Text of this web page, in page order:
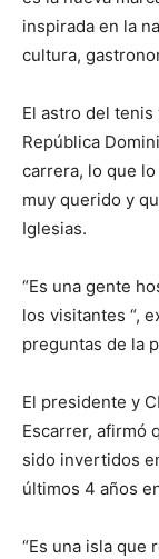
inspirada en la
cultura,
El astro del
República
carrera, lo que
muy querido y
Iglesias.
“Es una gente
los visitantes “,
preguntas de la
El presidente y
Escarrer, afirmó
sido invertidos
últimos 4 años
“Es una isla que